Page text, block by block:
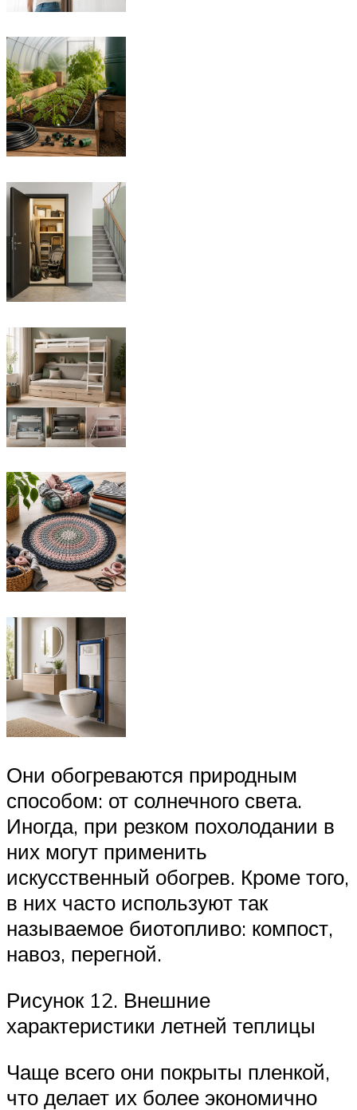
Они обогреваются природным
способом: от солнечного света.
Иногда, при резком похолодании в
них могут применить
искусственный обогрев. Кроме того,
в них часто используют так
называемое биотопливо: компост,
навоз, перегной.
Рисунок 12. Внешние
характеристики летней теплицы
Чаще всего они покрыты пленкой,
что делает их более экономично